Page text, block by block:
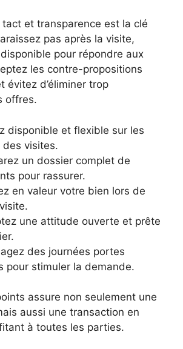
et transparence est la clé
pas après la visite,
pour répondre aux
les contre-propositions
évitez d’éliminer trop
offres.
disponible et flexible sur les
des visites.
un dossier complet de
pour rassurer.
en valeur votre bien lors de
une attitude ouverte et prête
des journées portes
pour stimuler la demande.
assure non seulement une
aussi une transaction en
à toutes les parties.